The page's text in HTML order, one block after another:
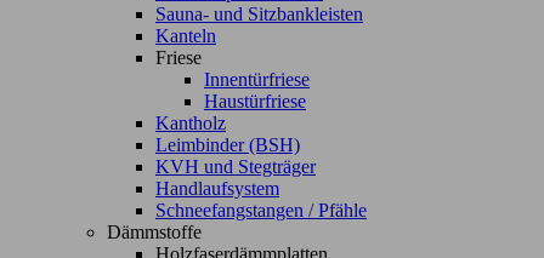
Sauna- und Sitzbankleisten
Kanteln
Friese
Innentürfriese
Haustürfriese
Kantholz
Leimbinder (BSH)
KVH und Stegträger
Handlaufsystem
Schneefangstangen / Pfähle
Dämmstoffe